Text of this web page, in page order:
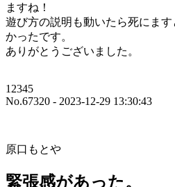
ますね！
遊び方の説明も動いたら死にま
かったです。
ありがとうございました。
12345
No.67320 - 2023-12-29 13:30:43
原口もとや
緊張感があった。